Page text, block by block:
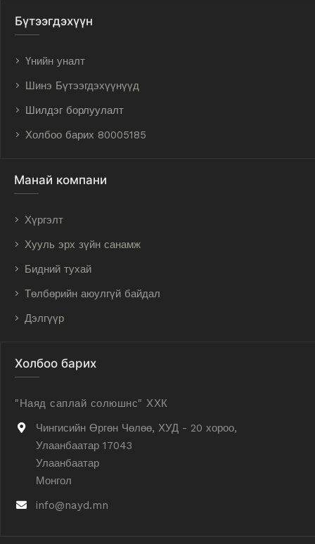
Бүтээгдэхүүн
Үнийн уналт
Шинэ Бүтээгдэхүүнүүд
Шилдэг борлуулалт
Холбоо барих 80005185
Манай компани
Хүргэлт
Хууль эрх зүйн санамж
Бидний тухай
Төлбөрийн аюулгүй байдал
Дэлгүүр
Холбоо барих
"Наяд саплай солюшнс" ХХК
Чингисийн Өргөн Чөлөө, ХУД - 20 хороо,
Улаанбаатар 17043
Улаанбаатар
Монгол
info@nayd.mn